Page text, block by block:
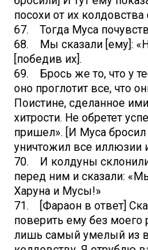
посохи от их колдовства
67. Тогда Муса
68. Мы сказали [ему]:
[победив их].
69. Брось же то, что у
оно проглотит все, что
Поистине, сделанное
хитрости. Не обретет
пришел». [И Муса
уничтожил все иллюзии
70. И колдуны
перед ним и сказали:
Харуна и Мусы!»
71. [Фараон в ответ]
поверить ему без моего
лишь самый умелый из